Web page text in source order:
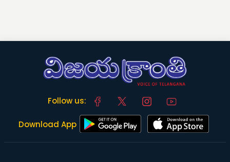
Follow us:
Download App